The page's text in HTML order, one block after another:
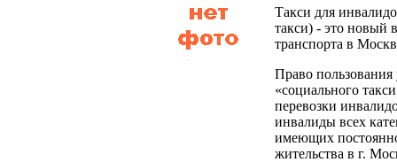
Такси для
такси) - это новый
транспорта в
Право пользования
«социального
перевозки
инвалиды всех
имеющих
жительства в г.